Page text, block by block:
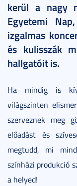
kerül a nagy
Egyetemi
izgalmas
és kulisszák
hallgatóit is.
Ha mindig is
világszinten
szerveznek meg
előadást és
megtudd, mi
színházi produkció
a helyed!